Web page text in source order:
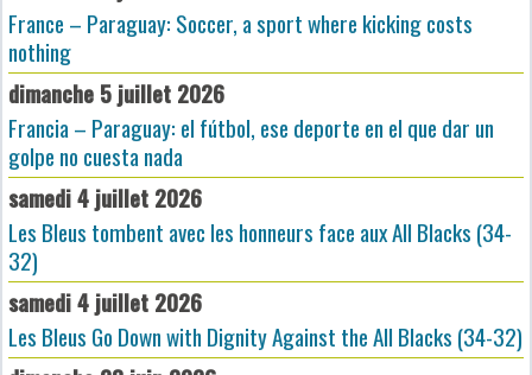
France – Paraguay: Soccer, a sport where kicking costs
nothing
dimanche 5 juillet 2026
Francia – Paraguay: el fútbol, ese deporte en el que dar un
golpe no cuesta nada
samedi 4 juillet 2026
Les Bleus tombent avec les honneurs face aux All Blacks (34-
32)
samedi 4 juillet 2026
Les Bleus Go Down with Dignity Against the All Blacks (34-32)